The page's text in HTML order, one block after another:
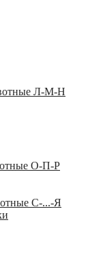
Л-М-Н
О-П-Р
С-...-Я